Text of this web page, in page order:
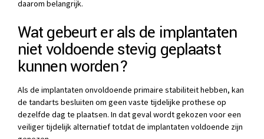
daarom belangrijk.
Wat gebeurt er als de implantaten
niet voldoende stevig geplaatst
kunnen worden?
Als de implantaten onvoldoende primaire stabiliteit hebben, kan
de tandarts besluiten om geen vaste tijdelijke prothese op
dezelfde dag te plaatsen. In dat geval wordt gekozen voor een
veiliger tijdelijk alternatief totdat de implantaten voldoende zijn